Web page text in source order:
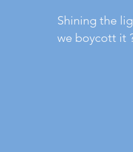
Shining the
we boycott it